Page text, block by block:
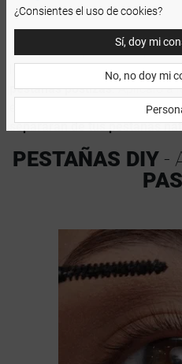
¿Te apetece quitarte las
lo que tienes que hacer es
pestañas postizas. Aplícalo a
espera un momento. Los
separarán de tus pestañas
PESTAÑAS DIY-
¿Consientes el uso de cookies?
Sí, doy mi
No, no doy mi